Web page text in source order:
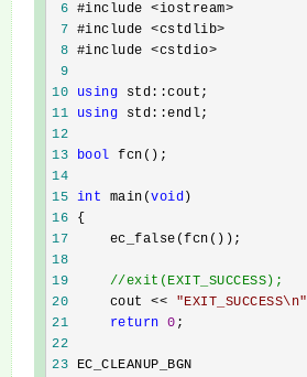
6
7
8
9
10
using
11
using
12
13
bool
14
15 int main(void
16
17
18
19
//exit(EXIT_SUCCESS);
20
     cout <<
"EXIT_SUCCESS\n"
21
return 0
22
23